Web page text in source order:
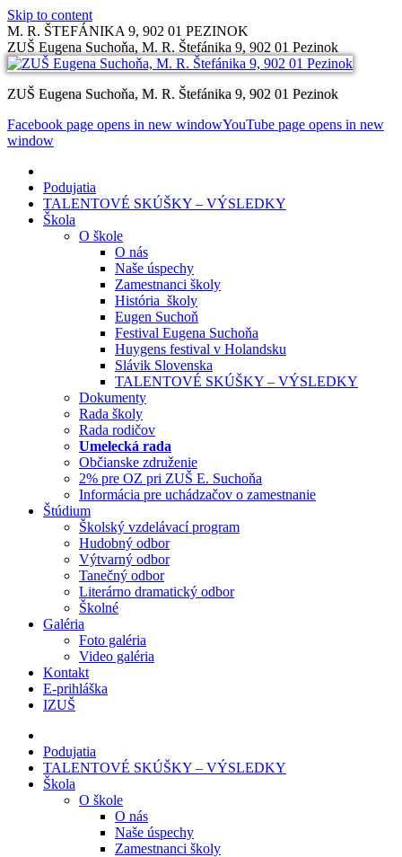
Skip to content
M. R. ŠTEFÁNIKA 9, 902 01 PEZINOK
ZUŠ Eugena Suchoňa, M. R. Štefánika 9, 902 01 Pezinok
ZUŠ Eugena Suchoňa, M. R. Štefánika 9, 902 01 Pezinok
Facebook page opens in new windowYouTube page opens in new
window
Podujatia
TALENTOVÉ SKÚŠKY – VÝSLEDKY
Škola
O škole
O nás
Naše úspechy
Zamestnanci školy
História školy
Eugen Suchoň
Festival Eugena Suchoňa
Huygens festival v Holandsku
Slávik Slovenska
TALENTOVÉ SKÚŠKY – VÝSLEDKY
Dokumenty
Rada školy
Rada rodičov
Umelecká rada
Občianske združenie
2% pre OZ pri ZUŠ E. Suchoňa
Informácia pre uchádzačov o zamestnanie
Štúdium
Školský vzdelávací program
Hudobný odbor
Výtvarný odbor
Tanečný odbor
Literárno dramatický odbor
Školné
Galéria
Foto galéria
Video galéria
Kontakt
E-prihláška
IZUŠ
Podujatia
TALENTOVÉ SKÚŠKY – VÝSLEDKY
Škola
O škole
O nás
Naše úspechy
Zamestnanci školy